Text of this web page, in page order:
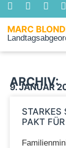
MARC
ARCHIV:
9. JANUAR
STARKES
PAKT